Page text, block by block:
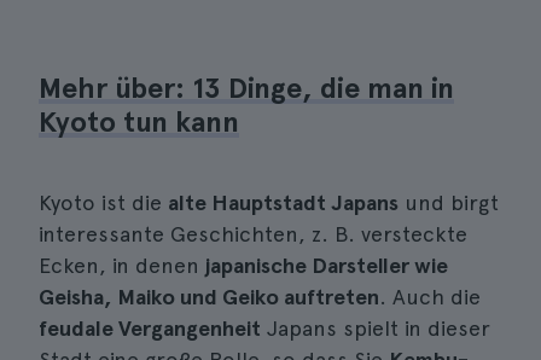
Mehr über: 13 Dinge, die man in
Kyoto tun kann
Kyoto ist die alte Hauptstadt Japans und birgt
interessante Geschichten, z. B. versteckte
Ecken, in denen japanische Darsteller wie
Geisha, Maiko und Geiko auftreten. Auch die
feudale Vergangenheit Japans spielt in dieser